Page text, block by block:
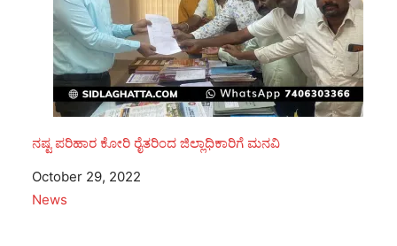
ನಷ್ಟ ಪರಿಹಾರ ಕೋರಿ ರೈತರಿಂದ ಜಿಲ್ಲಾಧಿಕಾರಿಗೆ ಮನವಿ
Date
October 29, 2022
In relation to
News